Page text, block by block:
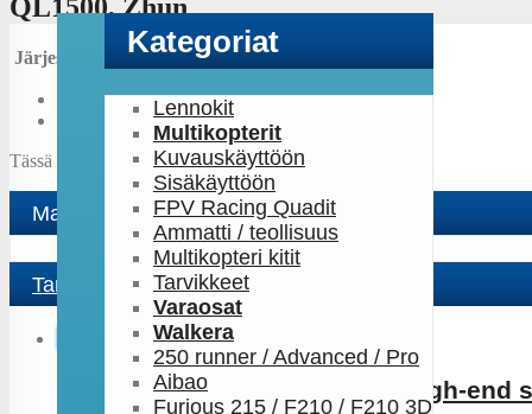
Kategoriat
Lennokit
Multikopterit
Kuvauskäyttöön
Sisäkäyttöön
FPV Racing Quadit
Ammatti / teollisuus
Multikopteri kitit
Tarvikkeet
Varaosat
Walkera
250 runner / Advanced / Pro
Aibao
Furious 215 / F210 / F210 3D
QL1500, Zhun
Järjestys:
Tässä tuoteryhmässä ei ole yhtään tuotetta.
Maksutavat
Tarjoukset
ES9256-II HV all metal servo High-end